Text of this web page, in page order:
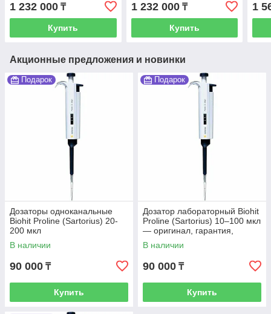
1 232 000 ₸
Купить
1 232 000₸
Купить
1
Акционные предложения и новинки
Подарок
Дозаторы одноканальные
Biohit Proline (Sartorius) 20-
200 мкл
В наличии
90 000 ₸
Купить
Подарок
Дозатор лабораторный Biohit
Proline (Sartorius) 10–100 мкл
— оригинал, гарантия,
доставка по Казахстану
В наличии
90 000 ₸
Купить